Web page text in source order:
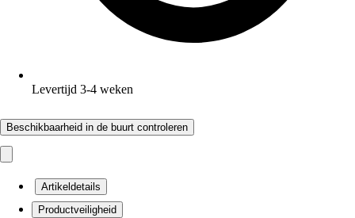
Levertijd 3-4 weken
Beschikbaarheid in de buurt controleren
Artikeldetails
Productveiligheid